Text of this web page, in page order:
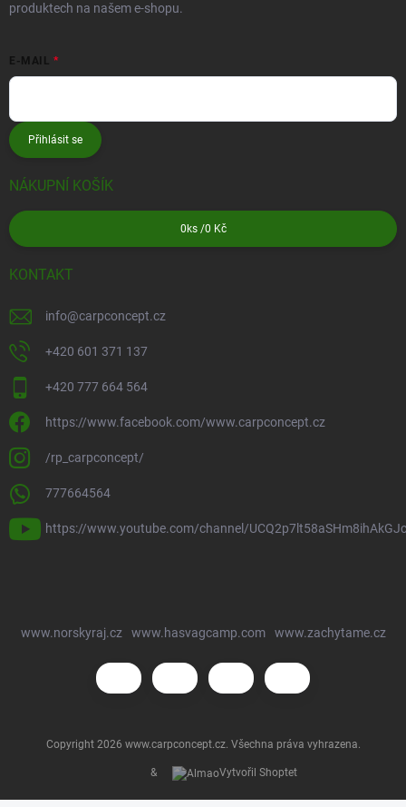
produktech na našem e-shopu.
E-MAIL
Přihlásit se
NÁKUPNÍ KOŠÍK
0 ks /0 Kč
KONTAKT
info@carpconcept.cz
+420 601 371 137
+420 777 664 564
https://www.facebook.com/www.carpconcept.cz
/rp_carpconcept/
777664564
https://www.youtube.com/channel/
www.norskyraj.cz www.hasvagcamp.com www.zachytame.cz
& Vytvořil Shoptet
Copyright 2026 www.carpconcept.cz. Všechna práva vyhrazena.